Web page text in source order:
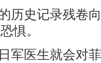
历史记录残卷
惧。
军医生就会对